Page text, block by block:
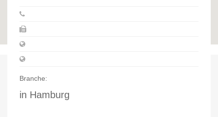
22111 Hamburg / Hamburg
Branche:
in Hamburg